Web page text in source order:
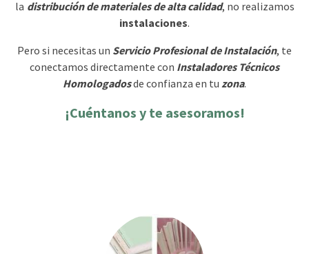
la distribución de materiales de alta calidad, no realizamos
instalaciones.
Pero si necesitas un Servicio Profesional de Instalación, te
conectamos directamente con Instaladores Técnicos
Homologadosde confianza en tu zona.
¡Cuéntanos y te asesoramos!